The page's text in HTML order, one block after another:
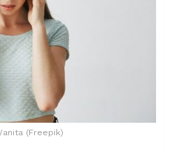
(Freepik)